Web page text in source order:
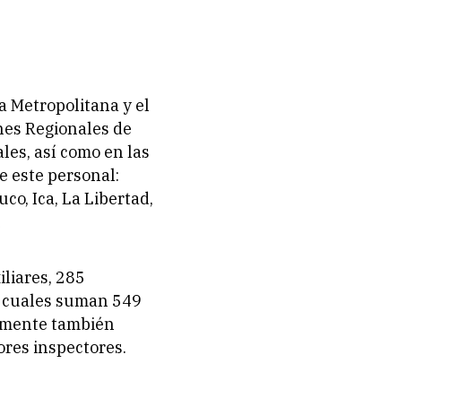
Metropolitana y el
Regionales de
así como en las
este personal:
Ica, La Libertad,
285
suman 549
también
inspectores.